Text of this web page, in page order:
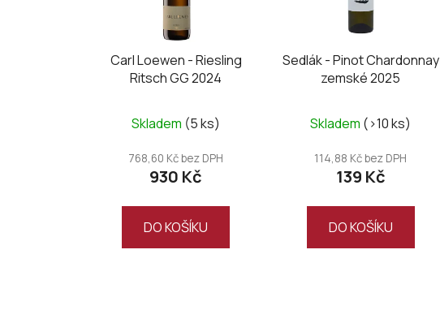
Carl Loewen - Riesling
Ritsch GG 2024
Skladem (5 ks)
768,60 Kč bez DPH
930 Kč
DO KOŠÍKU
Sedlák - Pinot Chardonnay
zemské 2025
Skladem (>10 ks)
114,88 Kč bez DPH
139 Kč
DO KOŠÍKU